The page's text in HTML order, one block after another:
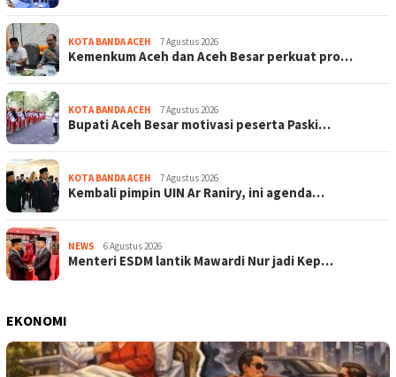
KOTA BANDA ACEH 7 Agustus 2026
Kemenkum Aceh dan Aceh Besar perkuat pro…
KOTA BANDA ACEH 7 Agustus 2026
Bupati Aceh Besar motivasi peserta Paski…
KOTA BANDA ACEH 7 Agustus 2026
Kembali pimpin UIN Ar Raniry, ini agenda…
NEWS 6 Agustus 2026
Menteri ESDM lantik Mawardi Nur jadi Kep…
EKONOMI